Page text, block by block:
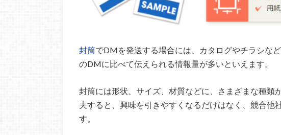
封筒でDMを発送する場合には、カタログやチラシな
のDMに比べて伝えられる情報量が多いといえます。
封筒には形状、サイズ、材質などに、さまざまな種類
夫すると、興味を引きやすくなるだけはなく、競合他
す。